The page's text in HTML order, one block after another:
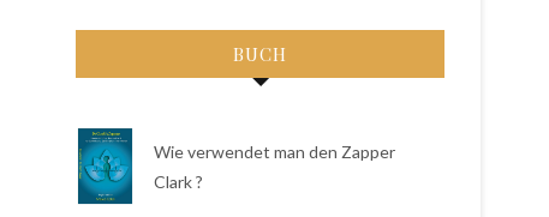
BUCH
Wie verwendet man den Zapper
Clark ?